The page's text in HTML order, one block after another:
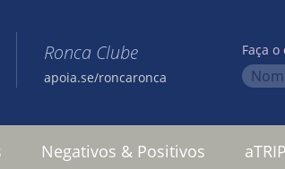
Ronca Clube
apoia.se/roncaronca
Faça
Negativos & Positivos